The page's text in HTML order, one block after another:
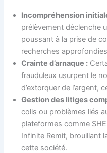
Incompréhension
prélèvement déclenche
poussant à la prise de
recherches
Crainte d’arnaque :
frauduleux usurpent le
d’extorquer de l’argent,
Gestion des litiges
colis ou problèmes liés
plateformes comme
Infinite Remit, brouillant
cette société.